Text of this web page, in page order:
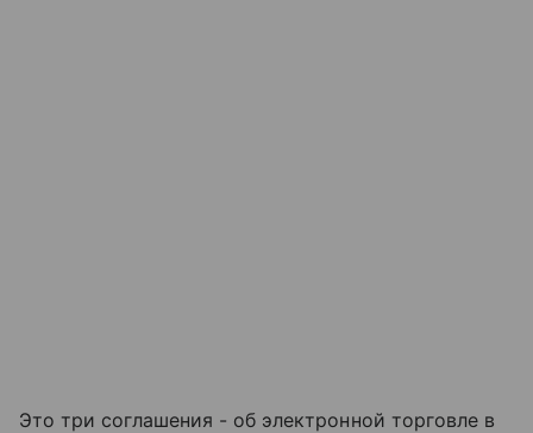
Это три соглашения - об электронной торговле в